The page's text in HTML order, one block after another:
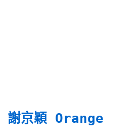
謝京穎 Orange